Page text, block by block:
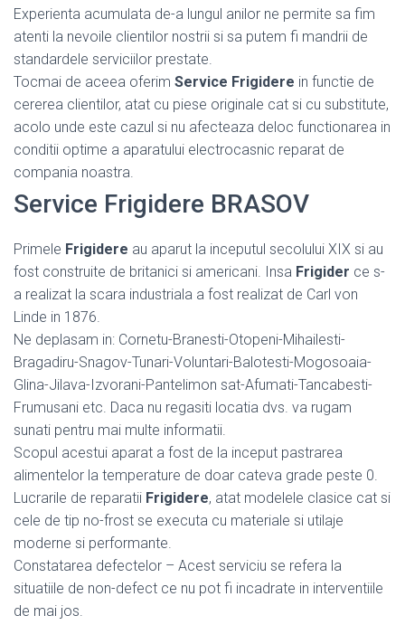
Experienta acumulata de-a lungul anilor ne permite sa fim
atenti la nevoile clientilor nostrii si sa putem fi mandrii de
standardele serviciilor prestate.
Tocmai de aceea oferim Service Frigidere in functie de
cererea clientilor, atat cu piese originale cat si cu substitute,
acolo unde este cazul si nu afecteaza deloc functionarea in
conditii optime a aparatului electrocasnic reparat de
compania noastra.
Service Frigidere BRASOV
Primele Frigidere au aparut la inceputul secolului XIX si au
fost construite de britanici si americani. Insa Frigider ce s-
a realizat la scara industriala a fost realizat de Carl von
Linde in 1876.
Ne deplasam in: Cornetu-Branesti-Otopeni-Mihailesti-
Bragadiru-Snagov-Tunari-Voluntari-Balotesti-Mogosoaia-
Glina-Jilava-Izvorani-Pantelimon sat-Afumati-Tancabesti-
Frumusani etc. Daca nu regasiti locatia dvs. va rugam
sunati pentru mai multe informatii.
Scopul acestui aparat a fost de la inceput pastrarea
alimentelor la temperature de doar cateva grade peste 0.
Lucrarile de reparatii Frigidere, atat modelele clasice cat si
cele de tip no-frost se executa cu materiale si utilaje
moderne si performante.
Constatarea defectelor – Acest serviciu se refera la
situatiile de non-defect ce nu pot fi incadrate in interventiile
de mai jos.